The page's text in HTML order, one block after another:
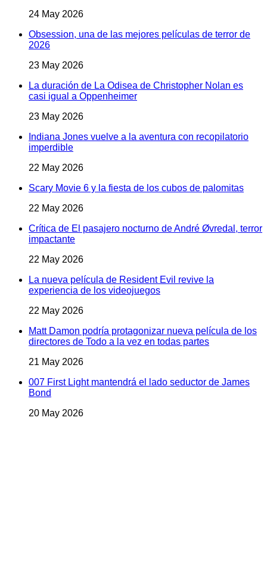
24 May 2026
Obsession, una de las mejores películas de terror de
2026
23 May 2026
La duración de La Odisea de Christopher Nolan es
casi igual a Oppenheimer
23 May 2026
Indiana Jones vuelve a la aventura con recopilatorio
imperdible
22 May 2026
Scary Movie 6 y la fiesta de los cubos de palomitas
22 May 2026
Crítica de El pasajero nocturno de André Øvredal, terror
impactante
22 May 2026
La nueva película de Resident Evil revive la
experiencia de los videojuegos
22 May 2026
Matt Damon podría protagonizar nueva película de los
directores de Todo a la vez en todas partes
21 May 2026
007 First Light mantendrá el lado seductor de James
Bond
20 May 2026